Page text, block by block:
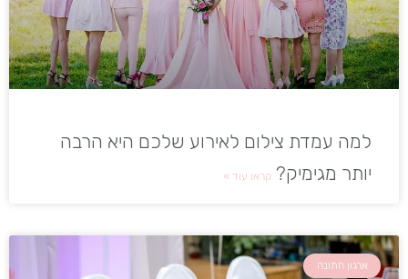
למה עמדת צילום לאירוע שלכם היא הרבה
יותר מגימיק? קראו עוד »
ארגון חתונה